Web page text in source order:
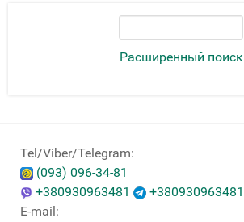
Расширенный поиск
Tel/Viber/Telegram:
(093) 096-34-81
+380930963481
+380930963481
E-mail: